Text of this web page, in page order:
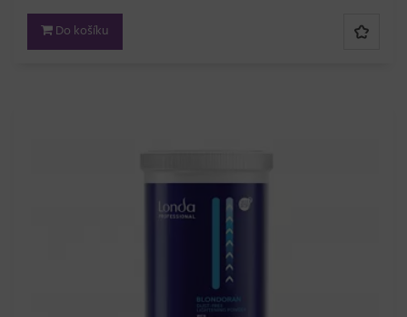
Do košíku